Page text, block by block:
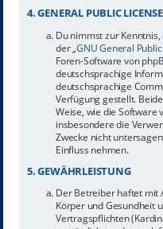
4. GENERAL PUBLIC LICENSE
Du nimmst zur
der „GNU General
Foren-Software von
deutschsprachige
deutschsprachige
Verfügung gestellt.
Weise, wie die Software
insbesondere die
Zwecke nicht
Einfluss nehmen.
5. GEWÄHRLEISTUNG
Der Betreiber haftet mit
Körper und Gesundheit
Vertragspflichten